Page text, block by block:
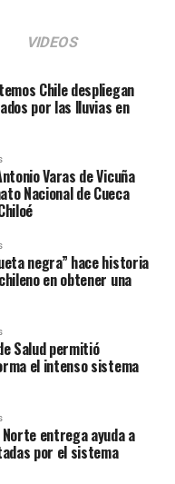
VIDEOS
Chile despliegan
por las lluvias en
Varas de Vicuña
Nacional de Cueca
negra” hace historia
en obtener una
Salud permitió
el intenso sistema
entrega ayuda a
por el sistema